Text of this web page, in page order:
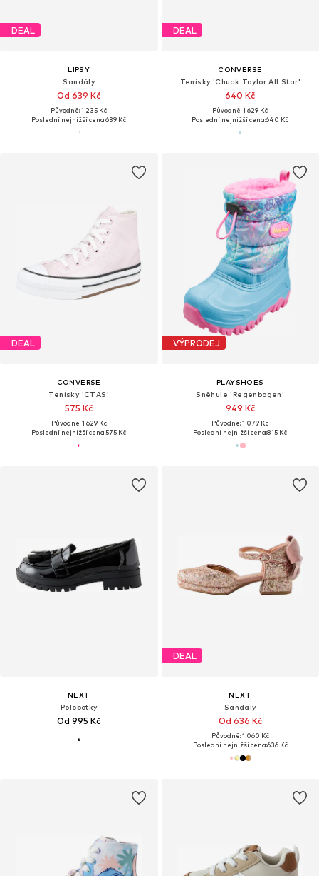
DEAL
LIPSY
Sandály
Od 639 Kč
Původně: 1 235 Kč
Poslední nejnižší cena:639 Kč
DEAL
CONVERSE
Tenisky 'Chuck Taylor All Star'
640 Kč
Původně: 1 629 Kč
Poslední nejnižší cena:640 Kč
DEAL
CONVERSE
Tenisky 'CTAS'
575 Kč
Původně: 1 629 Kč
Poslední nejnižší cena:575 Kč
VÝPRODEJ
PLAYSHOES
Sněhule 'Regenbogen'
949 Kč
Původně: 1 079 Kč
Poslední nejnižší cena:815 Kč
NEXT
Polobotky
Od 995 Kč
DEAL
NEXT
Sandály
Od 636 Kč
Původně: 1 060 Kč
Poslední nejnižší cena:636 Kč